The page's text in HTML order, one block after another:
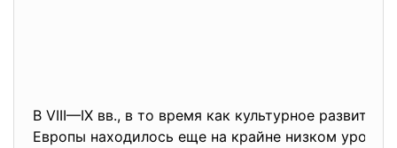
В VIII—IX вв., в то время как культурное развитие
Европы находилось еще на крайне низком